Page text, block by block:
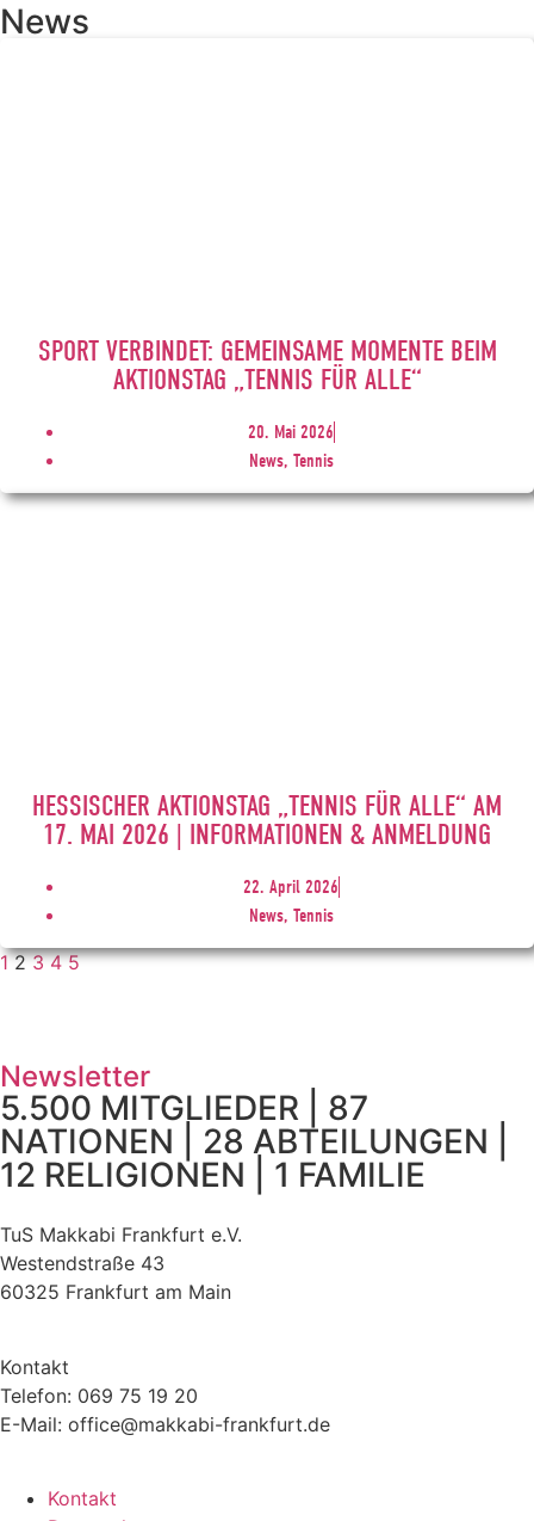
News
SPORT VERBINDET: GEMEINSAME MOMENTE BEIM
AKTIONSTAG „TENNIS FÜR ALLE“
20. Mai 2026
News, Tennis
HESSISCHER AKTIONSTAG „TENNIS FÜR ALLE“ AM
17. MAI 2026 | INFORMATIONEN & ANMELDUNG
22. April 2026
News, Tennis
1 2 3 4 5
Newsletter
5.500 MITGLIEDER | 87
NATIONEN | 28 ABTEILUNGEN |
12 RELIGIONEN | 1 FAMILIE
TuS Makkabi Frankfurt e.V.
Westendstraße 43
60325 Frankfurt am Main
Kontakt
Telefon: 069 75 19 20
E-Mail: office@makkabi-frankfurt.de
Kontakt